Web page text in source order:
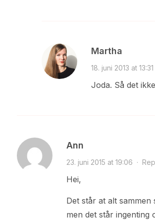
Martha
18. juni 2013 at 13:31
Joda. Så det
Ann
23. juni 2015 at 19:06 ·
Hei,
Det står at alt sammen
men det står ingenting